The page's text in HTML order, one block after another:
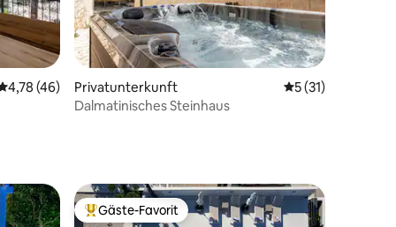
Bewertungen Bewertung: 4,78 von 5, 46 Bewertungen
4,78 (46)
Privatunterkunft Durchschnittliche
5 (31)
Dalmatinisches Steinhaus
Beliebter Gäste-Favorit.
Gäste-Favorit